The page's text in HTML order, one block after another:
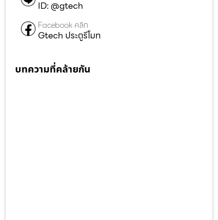
ID: @gtech
Facebook คลิก
Gtech ประตูรีโมท
บทความที่คล้ายกัน